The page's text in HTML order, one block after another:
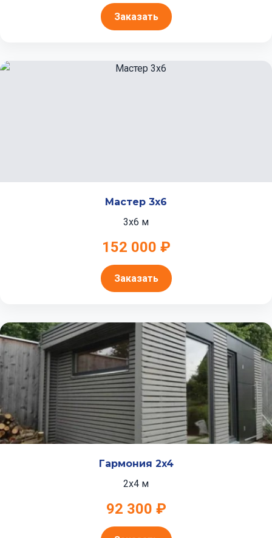
Заказать
Мастер 3x6
3x6 м
152 000 ₽
Заказать
Гармония 2x4
2x4 м
92 300 ₽